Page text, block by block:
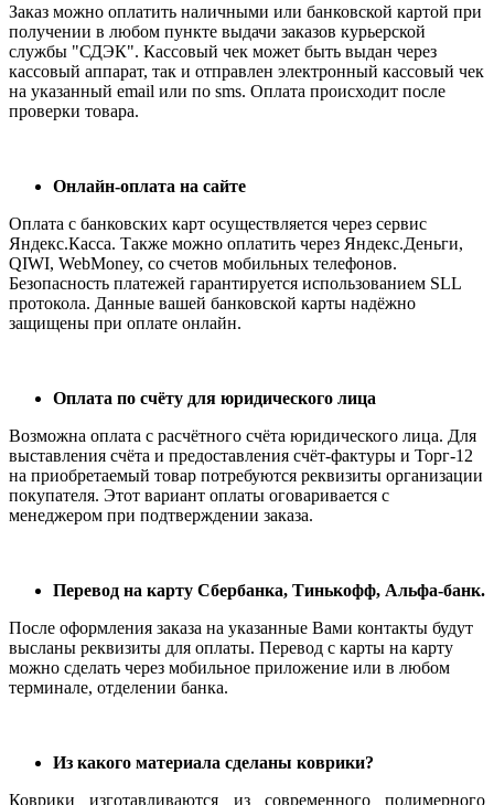
Заказ можно оплатить наличными или банковской картой при
получении в любом пункте выдачи заказов курьерской
службы "СДЭК". Кассовый чек может быть выдан через
кассовый аппарат, так и отправлен электронный кассовый чек
на указанный email или по sms. Оплата происходит после
проверки товара.
Онлайн-оплата на сайте
Оплата с банковских карт осуществляется через сервис
Яндекс.Касса. Также можно оплатить через Яндекс.Деньги,
QIWI, WebMoney, со счетов мобильных телефонов.
Безопасность платежей гарантируется использованием SLL
протокола. Данные вашей банковской карты надёжно
защищены при оплате онлайн.
Оплата по счёту для юридического лица
Возможна оплата с расчётного счёта юридического лица. Для
выставления счёта и предоставления счёт-фактуры и Торг-12
на приобретаемый товар потребуются реквизиты организации
покупателя. Этот вариант оплаты оговаривается с
менеджером при подтверждении заказа.
Перевод на карту Сбербанка, Тинькофф, Альфа-банк.
После оформления заказа на указанные Вами контакты будут
высланы реквизиты для оплаты. Перевод с карты на карту
можно сделать через мобильное приложение или в любом
терминале, отделении банка.
Из какого материала сделаны коврики?
Коврики изготавливаются из современного полимерного